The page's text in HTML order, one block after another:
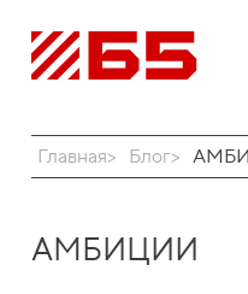
Главная Блог
АМБИЦИИ